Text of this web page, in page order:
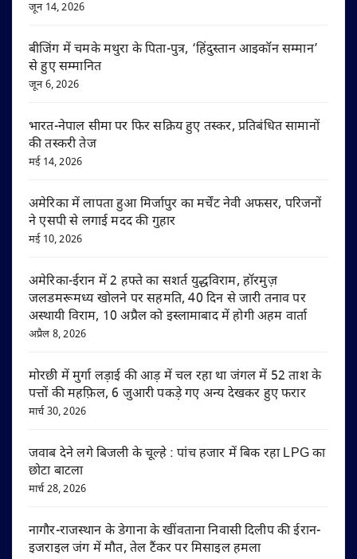
जून 14, 2026
बीजिंग में चमके मथुरा के पिता-पुत्र, ‘हिंदुस्तान आइकॉन सम्मान’
से हुए सम्मानित
जून 6, 2026
भारत-नेपाल सीमा पर फिर सक्रिय हुए तस्कर, प्रतिबंधित सामानों
की तस्करी तेज
मई 14, 2026
अमेरिका में लापता हुआ मिर्जापुर का मर्चेंट नेवी अफसर, परिजनों
ने एसपी से लगाई मदद की गुहार
मई 10, 2026
अमेरिका-ईरान में 2 हफ्ते का सशर्त युद्धविराम, हॉरमुज़
जलडमरूमध्य खोलने पर सहमति, 40 दिन से जारी तनाव पर
अस्थायी विराम, 10 अप्रैल को इस्लामाबाद में होगी अहम वार्ता
अप्रैल 8, 2026
मोरछी में मुर्गा लड़ाई की आड़ में चल रहा था जंगल में 52 ताश के
पत्तों की महफ़िल, 6 जुआरी पकड़े गए अन्य देखकर हुए फरार
मार्च 30, 2026
जवाब देने लगे बिजली के चूल्हे : पांच हजार में बिक रहा LPG का
छोटा बाटला
मार्च 28, 2026
नागौर-राजस्थान के डेगाना के खींवताना निवासी दिलीप की ईरान-
इजराइल जंग में मौत, तेल टैंकर पर मिसाइल हमला